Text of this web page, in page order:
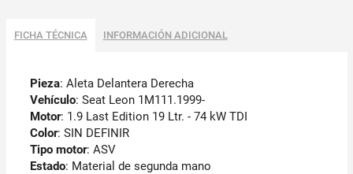
FICHA TÉCNICA INFORMACIÓN ADICIONAL
Pieza: Aleta Delantera Derecha
Vehículo: Seat Leon 1M111.1999-
Motor: 1.9 Last Edition 19 Ltr. - 74 kW TDI
Color: SIN DEFINIR
Tipo motor: ASV
Estado: Material de segunda mano